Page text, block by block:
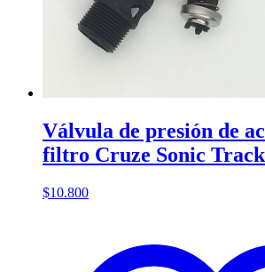
Válvula de presión de
filtro Cruze Sonic
$10.800